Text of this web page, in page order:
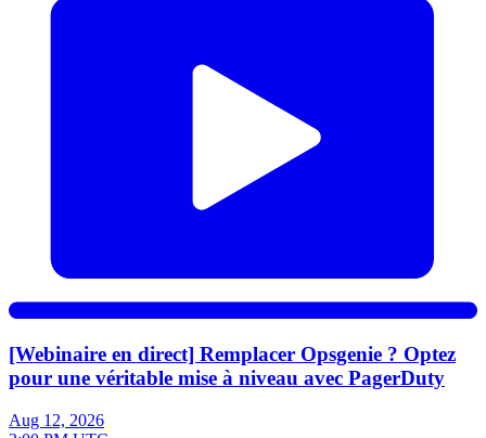
[Webinaire en direct] Remplacer Opsgenie ? Optez
pour une véritable mise à niveau avec PagerDuty
Aug 12, 2026